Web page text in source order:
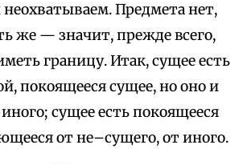
неохватываем. Предмета нет,
же — значит, прежде всего,
границу. Итак, сущее есть
покоящееся сущее, но оно и
сущее есть покоящееся
от не–сущего, от иного.